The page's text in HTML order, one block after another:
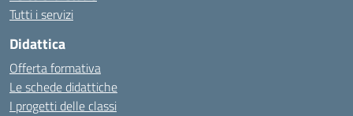
Tutti i servizi
Didattica
Offerta formativa
Le schede didattiche
I progetti delle classi